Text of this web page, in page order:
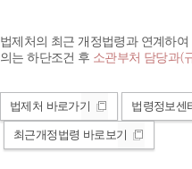
법제처의 최근 개정법령과 연계하
의는 하단조건 후 소관부처 담당과(
법제처 바로가기 법령정보센
최근개정법령 바로보기